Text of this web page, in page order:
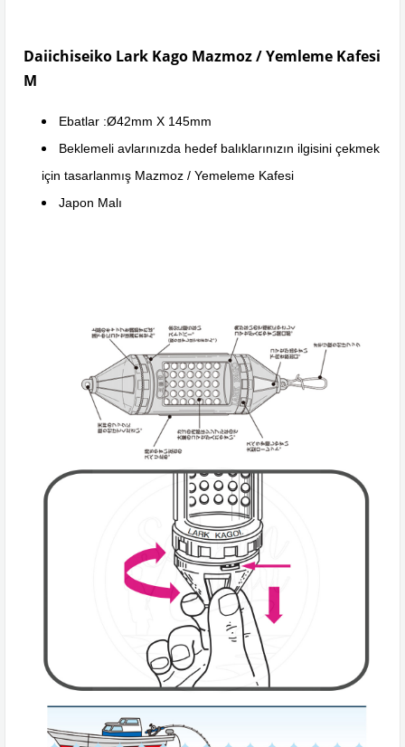
Daiichiseiko Lark Kago Mazmoz / Yemleme Kafesi
M
Ebatlar :Ø42mm X 145mm
Beklemeli avlarınızda hedef balıklarınızın ilgisini çekmek
için tasarlanmış Mazmoz / Yemeleme Kafesi
Japon Malı